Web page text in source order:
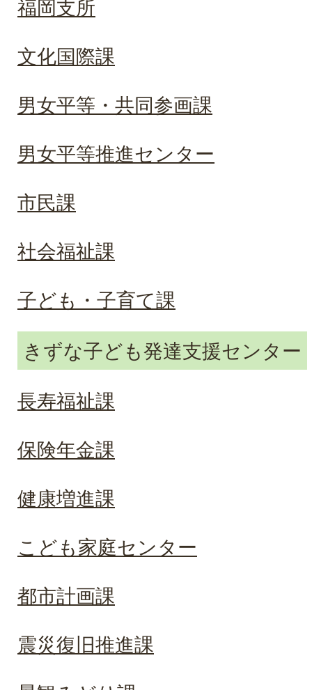
福岡支所
文化国際課
男女平等・共同参画課
男女平等推進センター
市民課
社会福祉課
子ども・子育て課
きずな子ども発達支援センター
長寿福祉課
保険年金課
健康増進課
こども家庭センター
都市計画課
震災復旧推進課